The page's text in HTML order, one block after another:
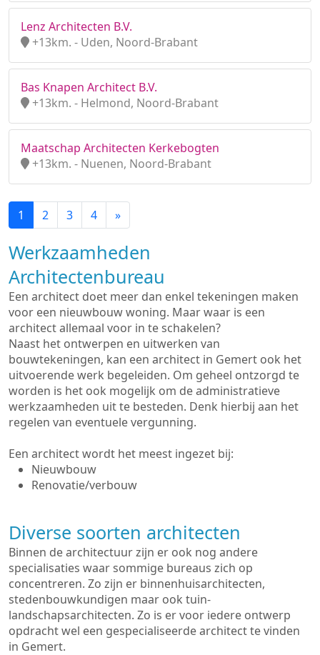
Lenz Architecten B.V.
+13km. - Uden, Noord-Brabant
Bas Knapen Architect B.V.
+13km. - Helmond, Noord-Brabant
Maatschap Architecten Kerkebogten
+13km. - Nuenen, Noord-Brabant
1 2 3 4 »
Werkzaamheden
Architectenbureau
Een architect doet meer dan enkel tekeningen maken
voor een nieuwbouw woning. Maar waar is een
architect allemaal voor in te schakelen?
Naast het ontwerpen en uitwerken van
bouwtekeningen, kan een architect in Gemert ook het
uitvoerende werk begeleiden. Om geheel ontzorgd te
worden is het ook mogelijk om de administratieve
werkzaamheden uit te besteden. Denk hierbij aan het
regelen van eventuele vergunning.
Een architect wordt het meest ingezet bij:
Nieuwbouw
Renovatie/verbouw
Diverse soorten architecten
Binnen de architectuur zijn er ook nog andere
specialisaties waar sommige bureaus zich op
concentreren. Zo zijn er binnenhuisarchitecten,
stedenbouwkundigen maar ook tuin-
landschapsarchitecten. Zo is er voor iedere ontwerp
opdracht wel een gespecialiseerde architect te vinden
in Gemert.